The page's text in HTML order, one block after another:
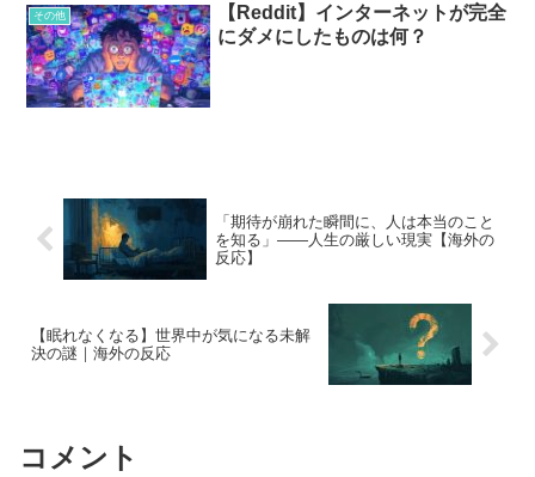
その他
【Reddit】インターネットが完全
にダメにしたものは何？
「期待が崩れた瞬間に、人は本当のこと
を知る」——人生の厳しい現実【海外の
反応】
【眠れなくなる】世界中が気になる未解
決の謎｜海外の反応
コメント